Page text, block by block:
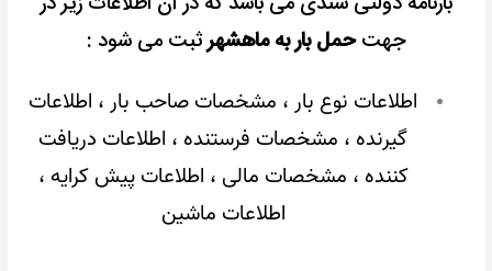
جهتحمل بار به ماهشهرثبت می شود :
اطلاعات نوع بار ، مشخصات صاحب بار ، اطلاعات
گیرنده ، مشخصات فرستنده ، اطلاعات دریافت
کننده ، مشخصات مالی ، اطلاعات پیش کرایه ،
اطلاعات ماشین